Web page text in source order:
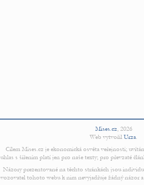
Mises.cz, 2026
Web vytvořil Urza.
Cílem Mises.cz je ekonomická osvěta veřejnosti;
s šířením platí jen pro naše texty; pro převzaté
Názory prezentované na těchto stránkách jsou
tohoto webu k nim nevyjadřuje žádný názor